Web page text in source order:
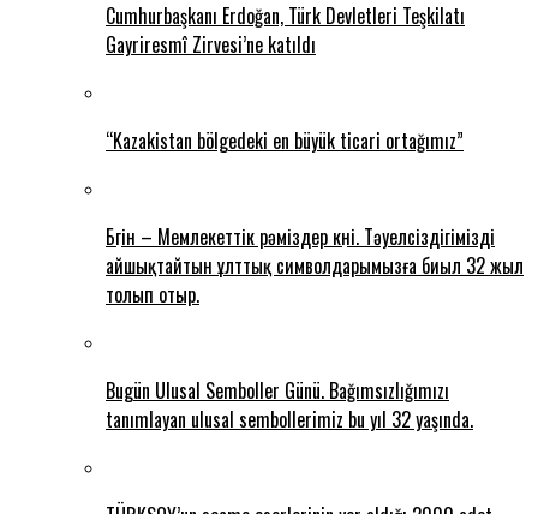
Cumhurbaşkanı Erdoğan, Türk Devletleri Teşkilatı
Gayriresmî Zirvesi’ne katıldı
“Kazakistan bölgedeki en büyük ticari ortağımız”
Бүгін – Мемлекеттік рәміздер күні. Тәуелсіздігімізді
айшықтайтын ұлттық символдарымызға биыл 32 жыл
толып отыр.
Bugün Ulusal Semboller Günü. Bağımsızlığımızı
tanımlayan ulusal sembollerimiz bu yıl 32 yaşında.